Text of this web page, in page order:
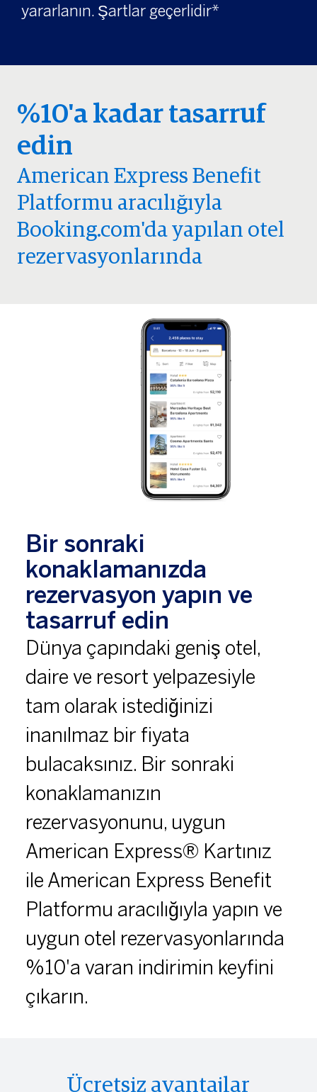
yararlanın. Şartlar geçerlidir*
%10'a kadar tasarruf
edin
American Express Benefit
Platformu aracılığıyla
Booking.com'da yapılan otel
rezervasyonlarında
Bir sonraki
konaklamanızda
rezervasyon yapın ve
tasarruf edin
Dünya çapındaki geniş otel,
daire ve resort yelpazesiyle
tam olarak istediğinizi
inanılmaz bir fiyata
bulacaksınız. Bir sonraki
konaklamanızın
rezervasyonunu, uygun
American Express® Kartınız
ile American Express Benefit
Platformu aracılığıyla yapın ve
uygun otel rezervasyonlarında
%10'a varan indirimin keyfini
çıkarın.
Ücretsiz avantajlar